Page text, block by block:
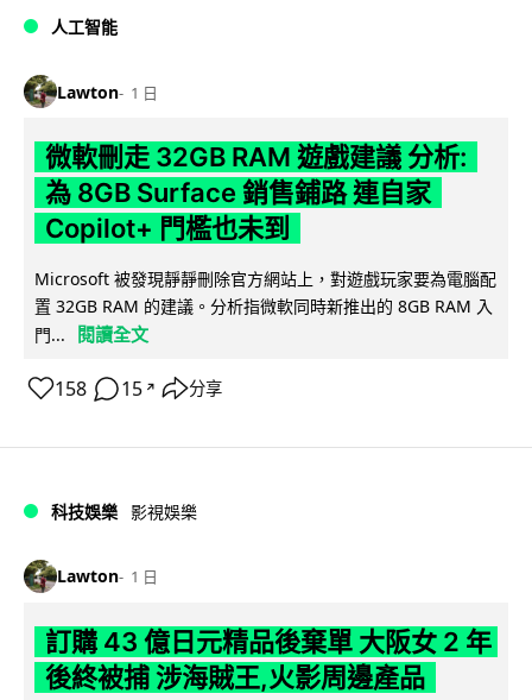
人工智能
Lawton 1 日
微軟刪走 32GB RAM 遊戲建議 分析:
為 8GB Surface 銷售鋪路 連自家
Copilot+ 門檻也未到
Microsoft 被發現靜靜刪除官方網站上，對遊戲玩家要為電腦配
置 32GB RAM 的建議。分析指微軟同時新推出的 8GB RAM 入
門...
閱讀全文
158 15 ↗ 分享
科技娛樂 影視娛樂
Lawton 1 日
訂購 43 億日元精品後棄單 大阪女 2 年
後終被捕 涉海賊王,火影周邊產品